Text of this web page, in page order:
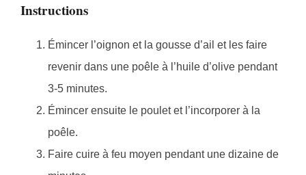
Instructions
Émincer l’oignon et la gousse d’ail et les faire
revenir dans une poêle à l’huile d’olive pendant
3-5 minutes.
Émincer ensuite le poulet et l’incorporer à la
poêle.
Faire cuire à feu moyen pendant une dizaine de